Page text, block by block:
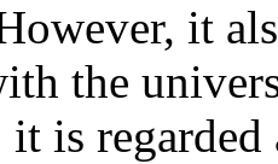
it
the
is regarded